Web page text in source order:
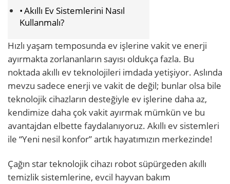
Akıllı Ev Sistemlerini Nasıl
Kullanmalı?
Hızlı yaşam temposunda ev işlerine vakit ve enerji
ayırmakta zorlananların sayısı oldukça fazla. Bu
noktada akıllı ev teknolojileri imdada yetişiyor. Aslında
mevzu sadece enerji ve vakit de değil; bunlar olsa bile
teknolojik cihazların desteğiyle ev işlerine daha az,
kendimize daha çok vakit ayırmak mümkün ve bu
avantajdan elbette faydalanıyoruz. Akıllı ev sistemleri
ile “Yeni nesil konfor” artık hayatımızın merkezinde!
Çağın star teknolojik cihazı robot süpürgeden akıllı
temizlik sistemlerine, evcil hayvan bakım